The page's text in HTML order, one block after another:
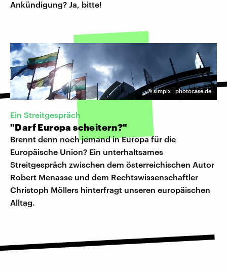
Ankündigung? Ja, bitte!
©simpix | photocase.de
Ein Streitgespräch
"Darf Europa scheitern?"
Brennt denn noch jemand in Europa für die
Europäische Union? Ein unterhaltsames
Streitgespräch zwischen dem österreichischen Autor
Robert Menasse und dem Rechtswissenschaftler
Christoph Möllers hinterfragt unseren europäischen
Alltag.